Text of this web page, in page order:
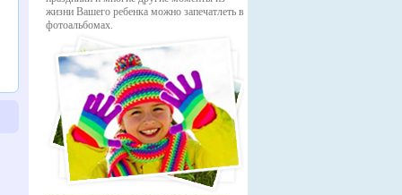
жизни Вашего ребенка можно запечатлеть в
фотоальбомах.